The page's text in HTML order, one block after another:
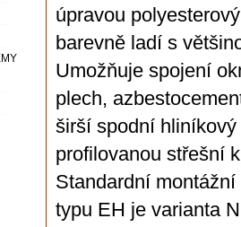
úpravou
barevně ladí s
Umožňuje spojení
plech,
širší spodní
profilovanou střešní
Standardní
typu EH je varianta